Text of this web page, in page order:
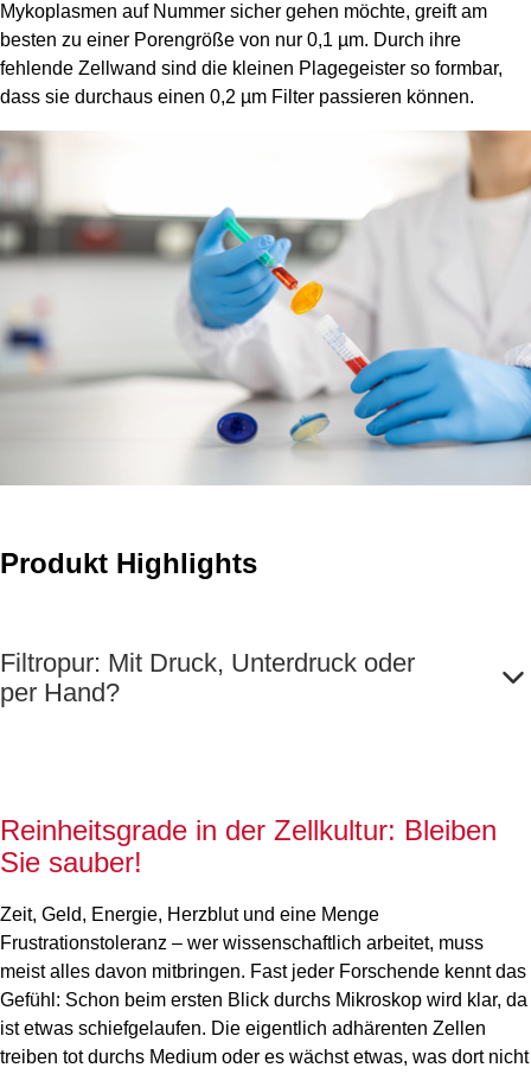
Mykoplasmen auf Nummer sicher gehen möchte, greift am
besten zu einer Porengröße von nur 0,1 µm. Durch ihre
fehlende Zellwand sind die kleinen Plagegeister so formbar,
dass sie durchaus einen 0,2 µm Filter passieren können.
Produkt Highlights
Filtropur: Mit Druck, Unterdruck oder
per Hand?
Reinheitsgrade in der Zellkultur: Bleiben
Sie sauber!
Zeit, Geld, Energie, Herzblut und eine Menge
Frustrationstoleranz – wer wissenschaftlich arbeitet, muss
meist alles davon mitbringen. Fast jeder Forschende kennt das
Gefühl: Schon beim ersten Blick durchs Mikroskop wird klar, da
ist etwas schiefgelaufen. Die eigentlich adhärenten Zellen
treiben tot durchs Medium oder es wächst etwas, was dort nicht